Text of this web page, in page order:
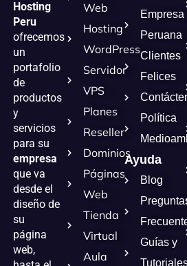
Hosting
Peru
ofrecemos
un
portafolio
de
productos
y
servicios
para su
empresa
que va
desde el
diseño de
su
página
web,
Web
Hosting
WordPress
Servidor
VPS
Planes
Reseller
Dominios
Páginas
Web
Tienda
Virtual
Aula
Empresa
Peruana
Clientes
Felices
Política
Ayuda
Blog
Guías y